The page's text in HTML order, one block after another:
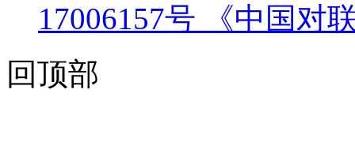
17006157号 《中国对
回顶部